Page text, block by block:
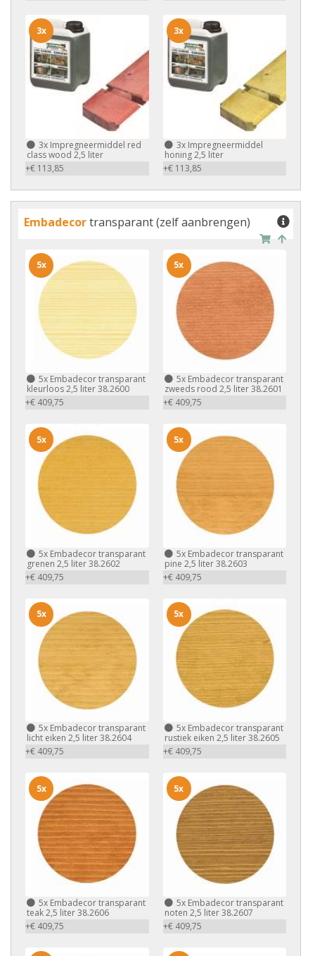
3x Impregneermiddel red
class wood 2,5 liter
+€ 113,85
3x
3xImpregneermiddel
honing 2,5 liter
+€ 113,85
3x
Embadecortransparant (zelf aanbrengen)
5x Embadecor transparant
kleurloos 2,5 liter 38.2600
+€ 409,75
5x
5xEmbadecor transparant
zweeds rood 2,5 liter 38.2601
+€ 409,75
5x
5x Embadecor transparant
grenen 2,5 liter 38.2602
+€ 409,75
5x
5xEmbadecor transparant
pine 2,5 liter 38.2603
+€ 409,75
5x
5x Embadecor transparant
licht eiken 2,5 liter 38.2604
+€ 409,75
5x
5xEmbadecor transparant
rustiek eiken 2,5 liter 38.2605
+€ 409,75
5x
5x Embadecor transparant
teak 2,5 liter 38.2606
+€ 409,75
5x
5xEmbadecor transparant
noten 2,5 liter 38.2607
+€ 409,75
5x